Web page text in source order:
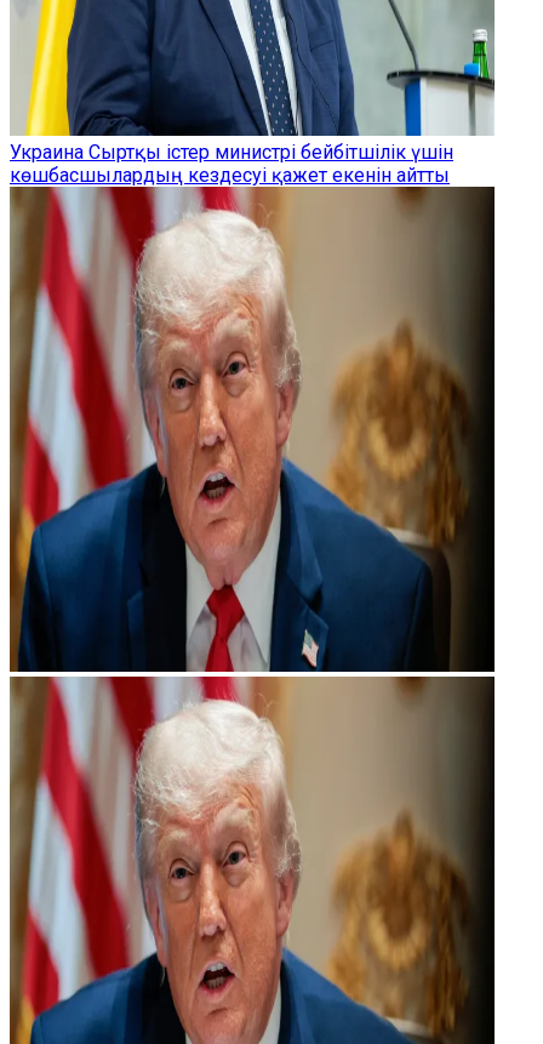
Украина Сыртқы істер министрі бейбітшілік үшін
көшбасшылардың кездесуі қажет екенін айтты